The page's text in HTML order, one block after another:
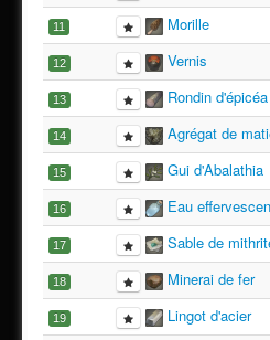
11 Morille
12 Vernis
13 Rondin d'épicéa
14 Agrégat de
15 Gui d'Abalathia
16 Eau
17 Sable de
18 Minerai de fer
19 Lingot d'acier